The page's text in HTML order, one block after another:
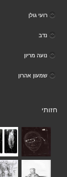
רועי גולן
נדב
נועה מריון
שמעון אהרון
חזותי